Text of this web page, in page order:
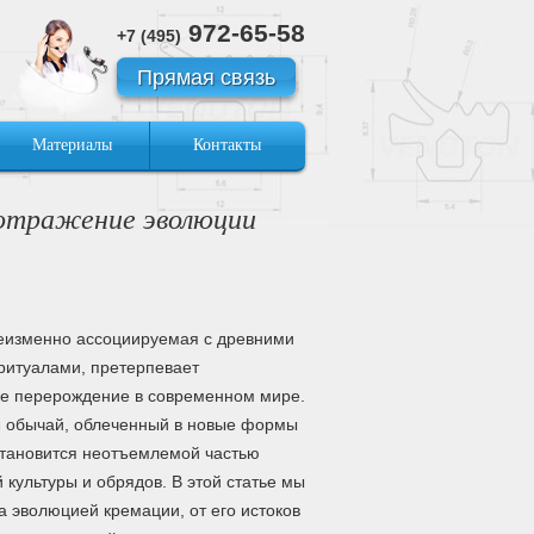
+7 (495) 972-65-58
Прямая связь
Материалы Контакты
эволюции
ассоциируемая с древними
претерпевает
перерождение в современном мире.
обычай, облеченный в новые формы
неотъемлемой частью
и обрядов. В этой статье мы
эволюцией кремации, от его истоков